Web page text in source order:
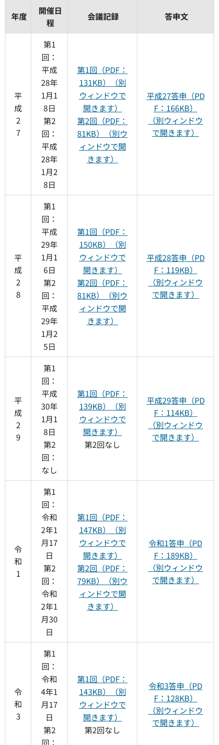
年度
開催日
程
会議記録 答申文
平
成
2
7
第1
回：
平成
28年
1月1
8日
第2
回：
平成
28年
1月2
8日
第1回（PDF：
131KB）（別
ウィンドウで
開きます）
第2回（PDF：
81KB）（別ウ
ィンドウで開
きます）
平成27答申（PD
F：166KB）
（別ウィンドウ
で開きます）
平
成
2
8
第1
回：
平成
29年
1月1
6日
第2
回：
平成
29年
1月2
5日
第1回（PDF：
150KB）（別
ウィンドウで
開きます）
第2回（PDF：
81KB）（別ウ
ィンドウで開
きます）
平成28答申（PD
F：119KB）
（別ウィンドウ
で開きます）
平
成
2
9
第1
回：
平成
30年
1月1
8日
第2
回：
なし
第1回（PDF：
139KB）（別
ウィンドウで
開きます）
第2回なし
平成29答申（PD
F：114KB）
（別ウィンドウ
で開きます）
令
和
1
第1
回：
令和
2年1
月17
日
第2
回：
令和
2年1
月30
日
第1回（PDF：
147KB）（別
ウィンドウで
開きます）
第2回（PDF：
79KB）（別ウ
ィンドウで開
きます）
令和1答申（PD
F：189KB）
（別ウィンドウ
で開きます）
令
和
3
第1
回：
令和
4年1
月17
日
第2
回：
第1回（PDF：
143KB）（別
ウィンドウで
開きます）
第2回なし
令和3答申（PD
F：128KB）
（別ウィンドウ
で開きます）